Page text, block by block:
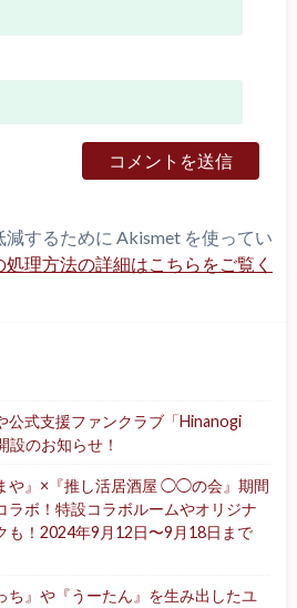
減するために Akismet を使ってい
理方法の詳細はこちらをご覧く
公式支援ファンクラブ「Hinanogi
設のお知らせ！
や』×『推し活居酒屋 ◯◯の会』期間
ラボ！特設コラボルームやオリジナ
も！2024年9月12日〜9月18日まで
ち』や『うーたん』を生み出したユ